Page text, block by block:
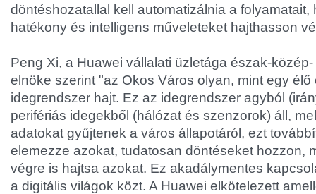
döntéshozatallal kell automatizálnia a folyamatait,
hatékony és intelligens műveleteket hajthasson
Peng Xi, a Huawei vállalati üzletága észak-
elnöke szerint "az Okos Város olyan, mint egy
idegrendszer hajt. Ez az idegrendszer agyból
perifériás idegekből (hálózat és szenzorok) áll,
adatokat gyűjtenek a város állapotáról, ezt
elemezze azokat, tudatosan döntéseket hozzon,
végre is hajtsa azokat. Ez akadálymentes
a digitális világok közt. A Huawei elkötelezett